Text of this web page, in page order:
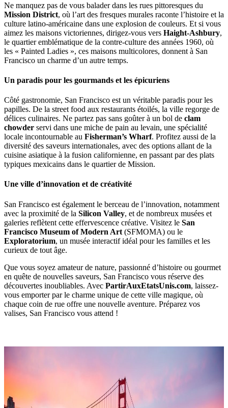
Ne manquez pas de vous balader dans les rues pittoresques du
Mission District, où l’art des fresques murales raconte l’histoire et la
culture latino-américaine dans une explosion de couleurs. Et si vous
aimez les maisons victoriennes, dirigez-vous vers Haight-Ashbury,
le quartier emblématique de la contre-culture des années 1960, où
les « Painted Ladies », ces maisons multicolores, donnent à San
Francisco un charme d’un autre temps.
Un paradis pour les gourmands et les épicuriens
Côté gastronomie, San Francisco est un véritable paradis pour les
papilles. De la street food aux restaurants étoilés, la ville regorge de
délices culinaires. Ne partez pas sans goûter à un bol de clam
chowder servi dans une miche de pain au levain, une spécialité
locale incontournable au Fisherman’s Wharf. Profitez aussi de la
diversité des saveurs internationales, avec des options allant de la
cuisine asiatique à la fusion californienne, en passant par des plats
typiques mexicains dans le quartier de Mission.
Une ville d’innovation et de créativité
San Francisco est également le berceau de l’innovation, notamment
avec la proximité de la Silicon Valley, et de nombreux musées et
galeries reflètent cette effervescence créative. Visitez le San
Francisco Museum of Modern Art (SFMOMA) ou le
Exploratorium, un musée interactif idéal pour les familles et les
curieux de tout âge.
Que vous soyez amateur de nature, passionné d’histoire ou gourmet
en quête de nouvelles saveurs, San Francisco vous réserve des
découvertes inoubliables. Avec PartirAuxEtatsUnis.com, laissez-
vous emporter par le charme unique de cette ville magique, où
chaque coin de rue offre une nouvelle aventure. Préparez vos
valises, San Francisco vous attend !